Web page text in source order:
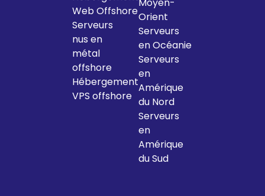
Web Offshore
Serveurs
nus en
métal
offshore
Hébergement
VPS offshore
Orient
Serveurs
en Océanie
Serveurs
en
Amérique
du Nord
Serveurs
en
Amérique
du Sud